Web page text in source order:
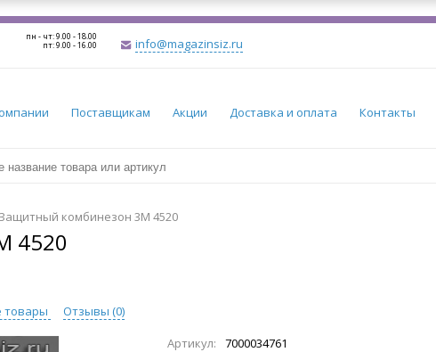
пн - чт: 9.00 - 18.00
пт: 9.00 - 16.00 info@magazinsiz.ru
Поставщикам Акции Доставка и оплата Контакты
Защитный комбинезон 3M 4520
4520
товары Отзывы (0)
Артикул: 7000034761